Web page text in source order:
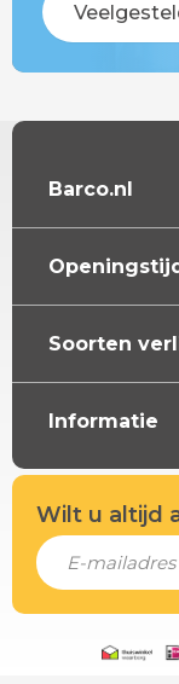
Barco.nl
Soorten
Informatie
Wilt u altijd